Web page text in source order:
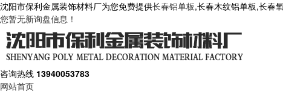
沈阳市保利金属装饰材料厂为您免费提供长春铝单板,长春木纹铝单板,长春
您暂无新询盘信息！
咨询热线 13940053783
网站首页